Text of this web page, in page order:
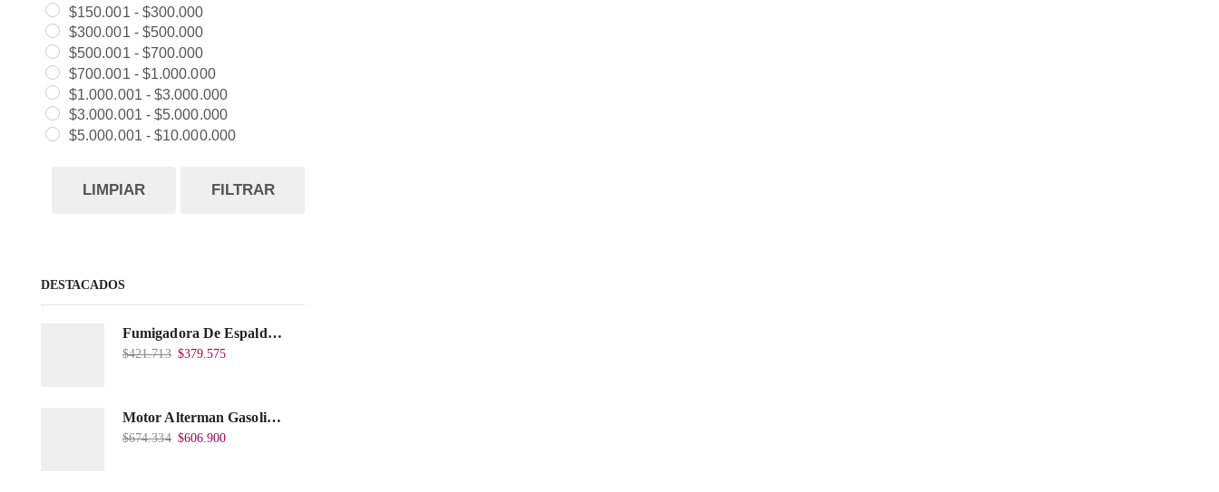
$150.001 - $300.000
$300.001 - $500.000
$500.001 - $700.000
$700.001 - $1.000.000
$1.000.001 -$3.000.000
$3.000.001 -$5.000.000
$5.000.001 -$10.000.000
FILTRAR
LIMPIAR
DESTACADOS
Fumigadora De Espalda Alterman A Baterí­a 12V/12Ah, 20Litros, Xkes20.
$421.713 $379.575
Motor Alterman Gasolina 4T, 6.5Hp Eje Cuña/Rosca 3/4", Xge65K.
$674.334 $606.900